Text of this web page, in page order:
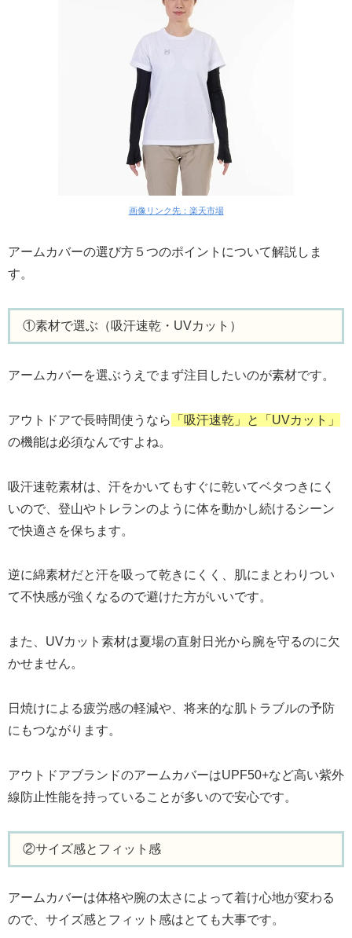
画像リンク先：楽天市場
アームカバーの選び方５つのポイントについて解説しま
す。
①素材で選ぶ（吸汗速乾・UVカット）
アームカバーを選ぶうえでまず注目したいのが素材です。
アウトドアで長時間使うなら
「吸汗速乾」と「UVカット」
の機能は必須なんですよね。
吸汗速乾素材は、汗をかいてもすぐに乾いてベタつきにく
いので、登山やトレランのように体を動かし続けるシーン
で快適さを保ちます。
逆に綿素材だと汗を吸って乾きにくく、肌にまとわりつい
て不快感が強くなるので避けた方がいいです。
また、UVカット素材は夏場の直射日光から腕を守るのに欠
かせません。
日焼けによる疲労感の軽減や、将来的な肌トラブルの予防
にもつながります。
アウトドアブランドのアームカバーはUPF50+など高い紫外
線防止性能を持っていることが多いので安心です。
②サイズ感とフィット感
アームカバーは体格や腕の太さによって着け心地が変わる
ので、サイズ感とフィット感はとても大事です。